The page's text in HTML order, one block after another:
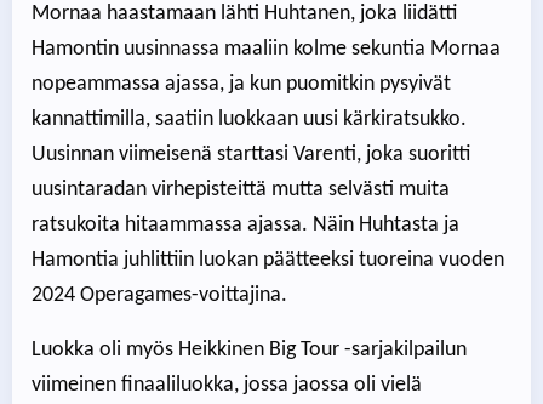
Mornaa haastamaan lähti Huhtanen, joka liidätti
Hamontin uusinnassa maaliin kolme sekuntia Mornaa
nopeammassa ajassa, ja kun puomitkin pysyivät
kannattimilla, saatiin luokkaan uusi kärkiratsukko.
Uusinnan viimeisenä starttasi Varenti, joka suoritti
uusintaradan virhepisteittä mutta selvästi muita
ratsukoita hitaammassa ajassa. Näin Huhtasta ja
Hamontia juhlittiin luokan päätteeksi tuoreina vuoden
2024 Operagames-voittajina.
Luokka oli myös Heikkinen Big Tour -sarjakilpailun
viimeinen finaaliluokka, jossa jaossa oli vielä